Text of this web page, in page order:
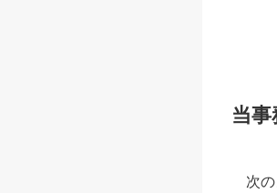
当
次